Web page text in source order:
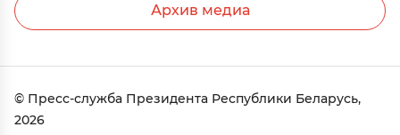
Архив медиа
© Пресс-служба Президента Республики Беларусь,
2026